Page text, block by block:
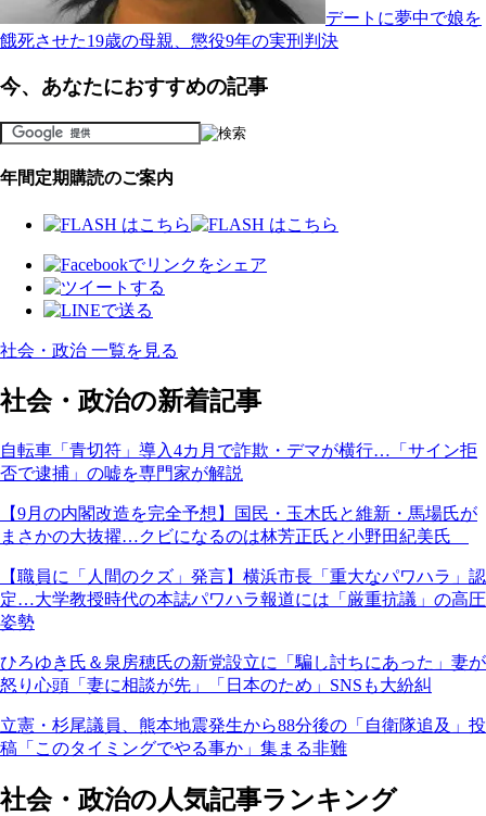
デートに夢中で娘を
餓死させた19歳の母親、懲役9年の実刑判決
今、あなたにおすすめの記事
年間定期購読のご案内
社会・政治 一覧を見る
社会・政治の新着記事
自転車「青切符」導入4カ月で詐欺・デマが横行…「サイン拒
否で逮捕」の嘘を専門家が解説
【9月の内閣改造を完全予想】国民・玉木氏と維新・馬場氏が
まさかの大抜擢…クビになるのは林芳正氏と小野田紀美氏
【職員に「人間のクズ」発言】横浜市長「重大なパワハラ」認
定…大学教授時代の本誌パワハラ報道には「厳重抗議」の高圧
姿勢
ひろゆき氏＆泉房穂氏の新党設立に「騙し討ちにあった」妻が
怒り心頭「妻に相談が先」「日本のため」SNSも大紛糾
立憲・杉尾議員、熊本地震発生から88分後の「自衛隊追及」投
稿「このタイミングでやる事か」集まる非難
社会・政治の人気記事ランキング